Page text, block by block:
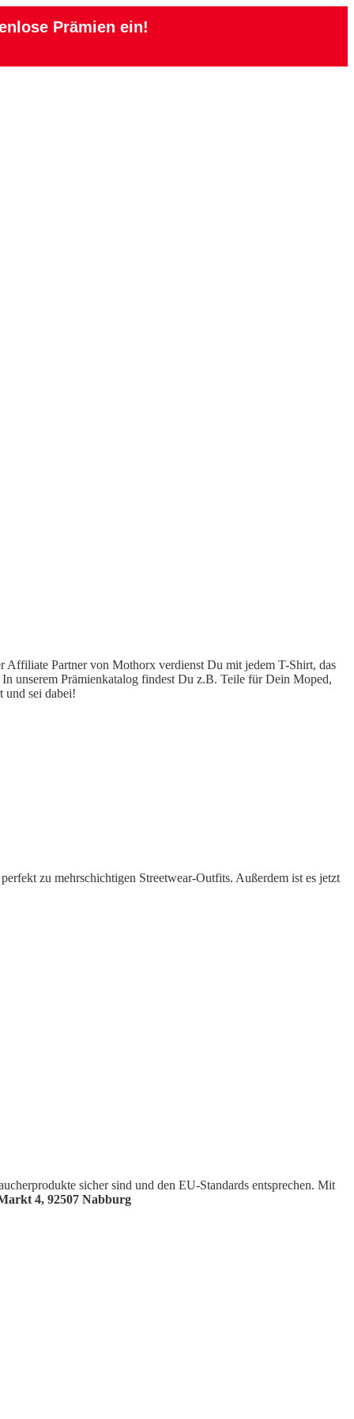
Prämien ein!
Partner von Mothorx verdienst Du mit jedem T-Shirt, das
unserem Prämienkatalog findest Du z.B. Teile für Dein Moped,
und sei dabei!
zu mehrschichtigen Streetwear-Outfits. Außerdem ist es jetzt
sicher sind und den EU-Standards entsprechen. Mit
4, 92507 Nabburg